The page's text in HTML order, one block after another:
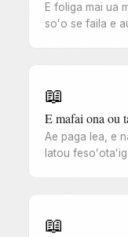
E foliga mai ua
soʻo se faila e
📖
E mafai ona ou
Ae paga lea, e
latou
📖